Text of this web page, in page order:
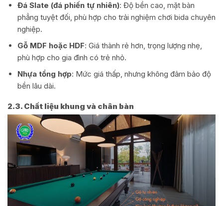
Đá Slate (đá phiến tự nhiên): Độ bền cao, mặt bàn
phẳng tuyệt đối, phù hợp cho trải nghiệm chơi bida chuyên
nghiệp.
Gỗ MDF hoặc HDF: Giá thành rẻ hơn, trọng lượng nhẹ,
phù hợp cho gia đình có trẻ nhỏ.
Nhựa tổng hợp: Mức giá thấp, nhưng không đảm bảo độ
bền lâu dài.
2.3. Chất liệu khung và chân bàn